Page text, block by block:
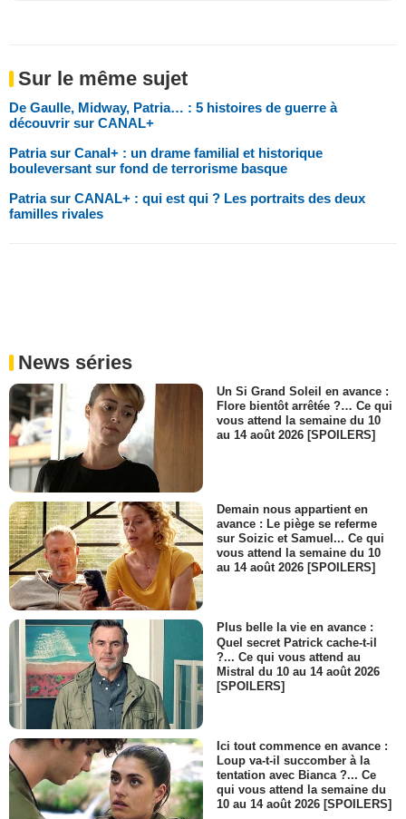
Sur le même sujet
De Gaulle, Midway, Patria… : 5 histoires de guerre à
découvrir sur CANAL+
Patria sur Canal+ : un drame familial et historique
bouleversant sur fond de terrorisme basque
Patria sur CANAL+ : qui est qui ? Les portraits des deux
familles rivales
News séries
Un Si Grand Soleil en avance :
Flore bientôt arrêtée ?… Ce qui
vous attend la semaine du 10
au 14 août 2026 [SPOILERS]
Demain nous appartient en
avance : Le piège se referme
sur Soizic et Samuel... Ce qui
vous attend la semaine du 10
au 14 août 2026 [SPOILERS]
Plus belle la vie en avance :
Quel secret Patrick cache-t-il
?... Ce qui vous attend au
Mistral du 10 au 14 août 2026
[SPOILERS]
Ici tout commence en avance :
Loup va-t-il succomber à la
tentation avec Bianca ?... Ce
qui vous attend la semaine du
10 au 14 août 2026 [SPOILERS]